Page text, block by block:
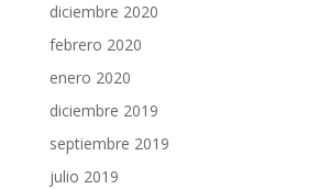
diciembre 2020
febrero 2020
enero 2020
diciembre 2019
septiembre 2019
julio 2019